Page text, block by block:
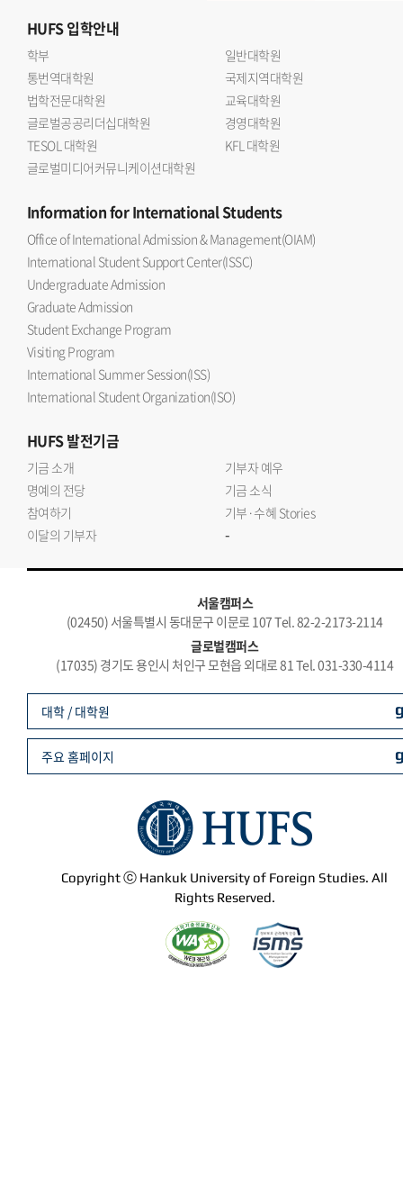
HUFS입학안내
학부
일반대학원
통번역대학원
국제지역대학원
법학전문대학원
교육대학원
글로벌공공리더십대학원
경영대학원
TESOL 대학원
KFL 대학원
글로벌미디어커뮤니케이션대학원
Informationfor International Students
Office of International Admission & Management(OIAM)
International Student Support Center(ISSC)
Undergraduate Admission
Graduate Admission
Student Exchange Program
Visiting Program
International Summer Session(ISS)
International Student Organization(ISO)
HUFS발전기금
기금 소개
기부자 예우
명예의 전당
기금 소식
참여하기
기부·수혜 Stories
이달의 기부자
-
서울캠퍼스
(02450) 서울특별시 동대문구 이문로 107 Tel. 82-2-2173-2114
글로벌캠퍼스
(17035) 경기도 용인시 처인구 모현읍 외대로 81 Tel. 031-330-4114
Copyright ⓒ Hankuk University of Foreign Studies. All
Rights Reserved.
대학 / 대학원
주요 홈페이지